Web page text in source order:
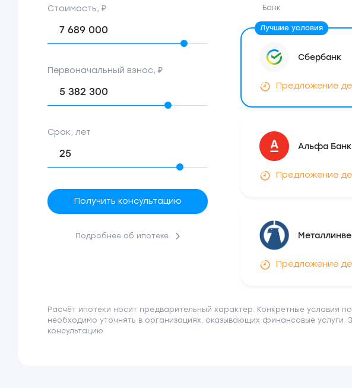
Стоимость, ₽
Первоначальный взнос, ₽
Срок, лет
Получить консультацию
Подробнее об ипотеке
Банк
Сбербанк
Предложение
Альфа Банк
Предложение
Предложение
IT Ипотека
Расчёт ипотеки носит предварительный характер. Конкретные условия
необходимо уточнять в организациях, оказывающих финансовые
консультацию.